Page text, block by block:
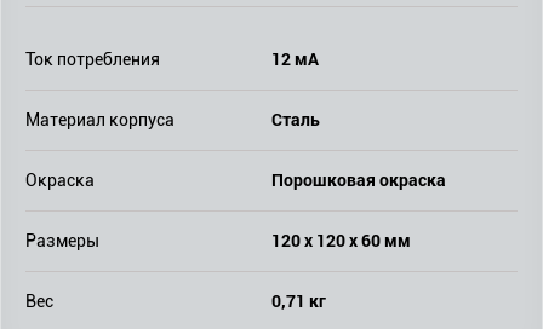
Ток потребления 12 мА
Материал корпуса Сталь
Окраска Порошковая окраска
Размеры 120 х 120 х 60 мм
Вес 0,71 кг